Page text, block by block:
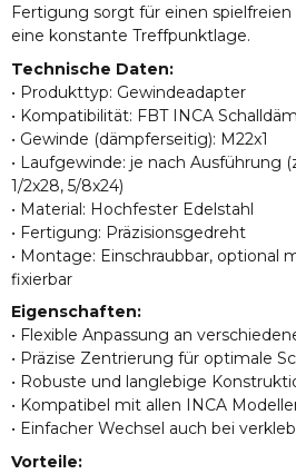
Fertigung sorgt für einen
eine konstante Treffpunktlage.
Technische Daten:
• Produkttyp: Gewindeadapter
• Kompatibilität: FBT INCA
• Gewinde (dämpferseitig): M22x1
• Laufgewinde: je nach Ausführung
1/2x28, 5/8x24)
• Material: Hochfester Edelstahl
• Fertigung: Präzisionsgedreht
• Montage: Einschraubbar, optional
fixierbar
Eigenschaften:
• Flexible Anpassung an
• Präzise Zentrierung für optimale
• Robuste und langlebige
• Kompatibel mit allen INCA
• Einfacher Wechsel auch bei
Vorteile: